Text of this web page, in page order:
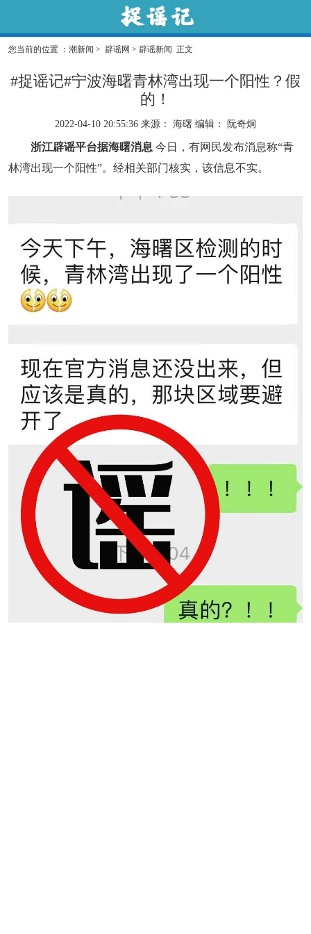
您当前的位置 ： 潮新闻 > 辟谣网 > 辟谣新闻 正文
#捉谣记#宁波海曙青林湾出现一个阳性？假
的！
2022-04-10 20:55:36 来源： 海曙 编辑： 阮奇炯
浙江辟谣平台据海曙消息 今日，有网民发布消息称“青
林湾出现一个阳性”。经相关部门核实，该信息不实。